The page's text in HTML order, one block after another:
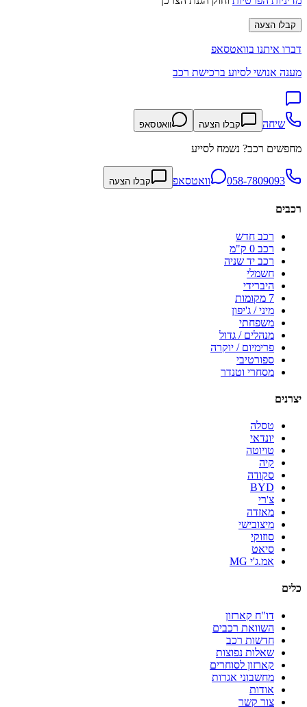
קבלו הצעה
דברו איתנו בוואטסאפ
מענה אנושי לסיוע ברכישת רכב
שיחה קבלו הצעה וואטסאפ
מחפשים רכב? נשמח לסייע
058-7809093 וואטסאפ קבלו הצעה
רכבים
רכב חדש
רכב 0 ק"מ
רכב יד שניה
חשמלי
היברידי
7 מקומות
מיני / ג'יפון
משפחתי
מנהלים / גדול
פרימיום / יוקרה
ספורטיבי
מסחרי וטנדר
יצרנים
טסלה
יונדאי
טויוטה
קיה
סקודה
BYD
צ'רי
מאזדה
מיצובישי
סוזוקי
סיאט
אמ.ג'י MG
כלים
דו"ח קארזון
השוואת רכבים
חדשות רכב
שאלות נפוצות
קארזון לסוחרים
מחשבוני אגרות
אודות
צור קשר